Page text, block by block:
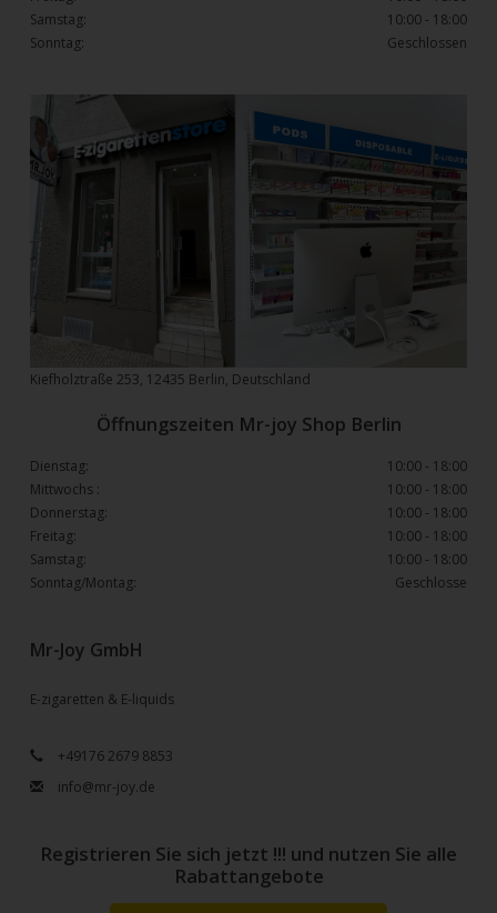
Mr-Joy GmbH
E-zigaretten & E-liquids
+49176 2679 8853
info@mr-joy.de
Kiefholztraße 253, 12435 Berlin, Deutschland
Samstag:
10:00 - 18:00
Sonntag:
Geschlossen
Öffnungszeiten Mr-joy Shop Berlin
Dienstag:
10:00 - 18:00
Mittwochs :
10:00 - 18:00
Donnerstag:
10:00 - 18:00
Freitag:
10:00 - 18:00
Samstag:
10:00 - 18:00
Sonntag/Montag:
Geschlosse
Registrieren Sie sich jetzt !!! und nutzen Sie alle
Rabattangebote